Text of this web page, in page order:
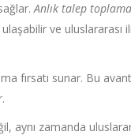
Anlık talep
ve uluslararası
fırsatı sunar. Bu
aynı zamanda